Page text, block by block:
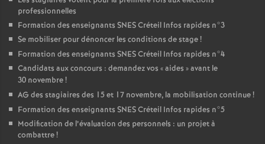
professionnelles
Formation des enseignants SNESCréteil Infos rapides n°3
Se mobiliser pour dénoncer les conditions de stage!
Formation des enseignants SNESCréteil Infos rapides n°4
Candidats aux concours : demandez vos «aides » avant le
30 novembre!
AG des stagiaires des 15 et 17 novembre, la mobilisation continue!
Formation des enseignants SNESCréteil Infos rapides n°5
Modification de l’évaluation des personnels : un projet à
combattre!